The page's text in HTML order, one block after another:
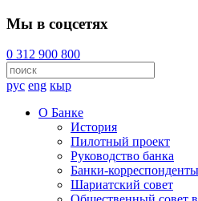
Мы в соцсетях
0 312 900 800
рус eng кыр
О Банке
История
Пилотный проект
Руководство банка
Банки-корреспонденты
Шариатский совет